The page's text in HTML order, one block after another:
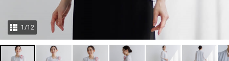
1 /12